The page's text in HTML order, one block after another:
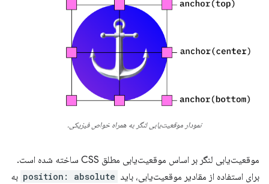
نمودار موقعیت‌یابی لنگر به همراه خواص فیزیکی.
موقعیت‌یابی لنگر بر اساس موقعیت‌یابی مطلق CSS ساخته شده است.
برای استفاده از مقادیر موقعیت‌یابی، باید position: absolute به